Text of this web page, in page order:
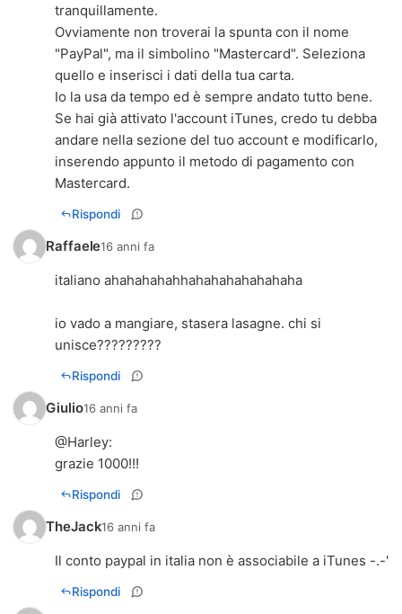
tranquillamente.
Ovviamente non troverai la spunta con il nome
"PayPal", ma il simbolino "Mastercard". Seleziona
quello e inserisci i dati della tua carta.
Io la usa da tempo ed è sempre andato tutto bene.
Se hai già attivato l'account iTunes, credo tu debba
andare nella sezione del tuo account e modificarlo,
inserendo appunto il metodo di pagamento con
Mastercard.
Rispondi
Raffaele16 anni fa
italiano ahahahahahhahahahahahahaha
io vado a mangiare, stasera lasagne. chi si
unisce?????????
Rispondi
Giulio16 anni fa
@Harley:
grazie 1000!!!
Rispondi
TheJack16 anni fa
Il conto paypal in italia non è associabile a iTunes -.-'
Rispondi